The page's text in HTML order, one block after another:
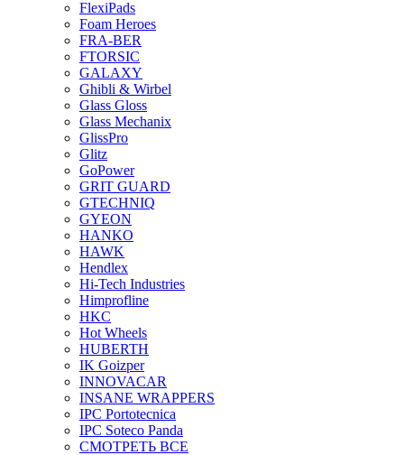
FlexiPads
Foam Heroes
FRA-BER
FTORSIC
GALAXY
Ghibli & Wirbel
Glass Gloss
Glass Mechanix
GlissPro
Glitz
GoPower
GRIT GUARD
GTECHNIQ
GYEON
HANKO
HAWK
Hendlex
Hi-Tech Industries
Himprofline
HKC
Hot Wheels
HUBERTH
IK Goizper
INNOVACAR
INSANE WRAPPERS
IPC Portotecnica
IPC Soteco Panda
СМОТРЕТЬ ВСЕ